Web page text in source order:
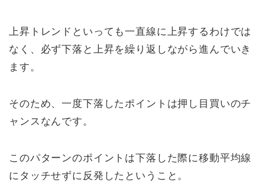
上昇トレンドといっても一直線に上昇するわけでは
なく、必ず下落と上昇を繰り返しながら進んでいき
ます。
そのため、一度下落したポイントは押し目買いのチ
ャンスなんです。
このパターンのポイントは下落した際に移動平均線
にタッチせずに反発したということ。